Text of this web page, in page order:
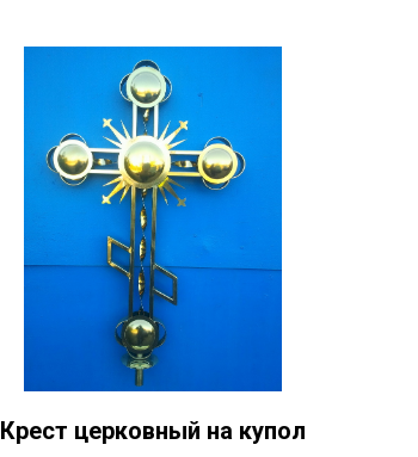
Крест церковный на купол